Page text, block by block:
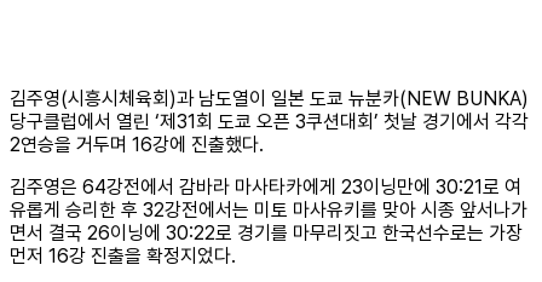
김주영(시흥시체육회)과 남도열이 일본 도쿄 뉴분카(NEW BUNKA)
당구클럽에서 열린 ‘제31회 도쿄 오픈 3쿠션대회’ 첫날 경기에서 각각
2연승을 거두며 16강에 진출했다.
김주영은 64강전에서 감바라 마사타카에게 23이닝만에 30:21로 여
유롭게 승리한 후 32강전에서는 미토 마사유키를 맞아 시종 앞서나가
면서 결국 26이닝에 30:22로 경기를 마무리짓고 한국선수로는 가장
먼저 16강 진출을 확정지었다.